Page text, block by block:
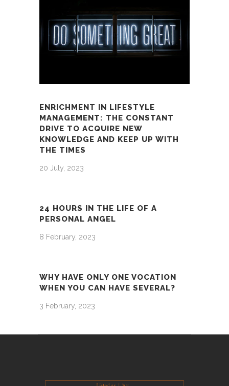
ENRICHMENT IN LIFESTYLE
MANAGEMENT: THE CONSTANT
DRIVE TO ACQUIRE NEW
KNOWLEDGE AND KEEP UP WITH
THE TIMES
20 July, 2023
24 HOURS IN THE LIFE OF A
PERSONAL ANGEL
8 February, 2023
WHY HAVE ONLY ONE VOCATION
WHEN YOU CAN HAVE SEVERAL?
3 February, 2023